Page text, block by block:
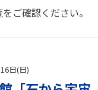
ご確認ください。
日(日)